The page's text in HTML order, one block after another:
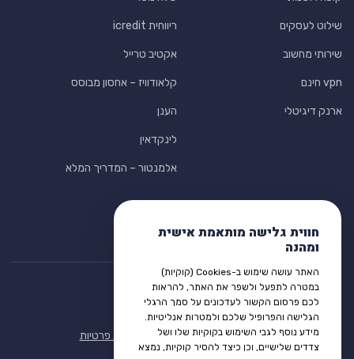
חווית גלישה מותאמת אישית
ומהנה
האתר עושה שימוש ב-Cookies (קוקיות)
במטרה לתפעל ולשפר את האתר, להראות
לכם פרסום הקשור לעדכונים על סמך הרגלי
הגלישה והפרופיל שלכם ולמטרות אנליטיות.
מידע נוסף לגבי השימוש בקוקיות שלו ושל
צדדים שלישיים, וכן כיצד להסיר קוקיות, נמצא
שילוט לעסקים
שירותי מחשוב
vpn חינם
ארנק דיגיטלי
ריווחית icredit
אקטיב טרייל
קלאודוויז – אחסון מבוסס
הענן
לינקדאין
אלמנטור – המדריך המלא
תנאי שימוש הצהרת נגישות מדיניות פרטיות